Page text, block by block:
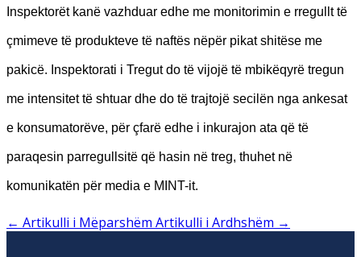
Inspektorët kanë vazhduar edhe me monitorimin e rregullt të
çmimeve të produkteve të naftës nëpër pikat shitëse me
pakicë. Inspektorati i Tregut do të vijojë të mbikëqyrë tregun
me intensitet të shtuar dhe do të trajtojë secilën nga ankesat
e konsumatorëve, për çfarë edhe i inkurajon ata që të
paraqesin parregullsitë që hasin në treg, thuhet në
komunikatën për media e MINT-it.
← Artikulli i Mëparshëm Artikulli i Ardhshëm →